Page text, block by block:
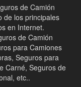
de Camión
de los principales
en Internet.
de Camión
para Camiones
Seguros para
Carné, Seguros de
etc..